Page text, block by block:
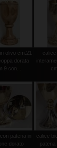
olivo cm.21
dorata
con...
patena in
dorato
calice
patena